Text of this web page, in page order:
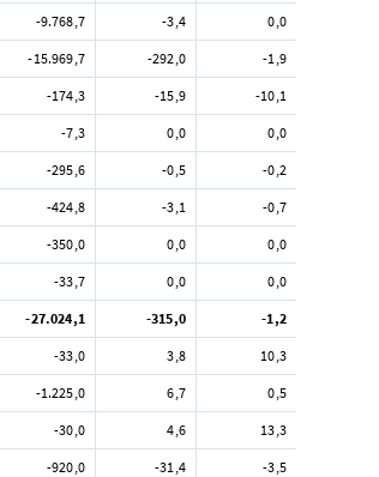
-9.768,7 -3,4 0,0
-15.969,7 -292,0 -1,9
-174,3 -15,9 -10,1
-7,3 0,0 0,0
-295,6 -0,5 -0,2
-424,8 -3,1 -0,7
-350,0 0,0 0,0
-33,7 0,0 0,0
-27.024,1 -315,0 -1,2
-33,0 3,8 10,3
-1.225,0 6,7 0,5
-30,0 4,6 13,3
-920,0 -31,4 -3,5